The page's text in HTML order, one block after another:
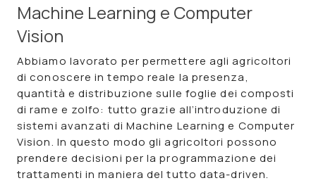
Machine Learning e Computer
Vision
Abbiamo lavorato per permettere agli agricoltori
di conoscere in tempo reale la presenza,
quantità e distribuzione sulle foglie dei composti
di rame e zolfo: tutto grazie all’introduzione di
sistemi avanzati di Machine Learning e Computer
Vision. In questo modo gli agricoltori possono
prendere decisioni per la programmazione dei
trattamenti in maniera del tutto data-driven.